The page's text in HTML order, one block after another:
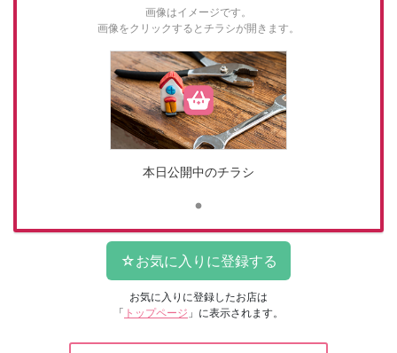
画像はイメージです。
画像をクリックするとチラシが開きます。
本日公開中のチラシ
お気に入りに登録したお店は
「 トップページ 」に表示されます。